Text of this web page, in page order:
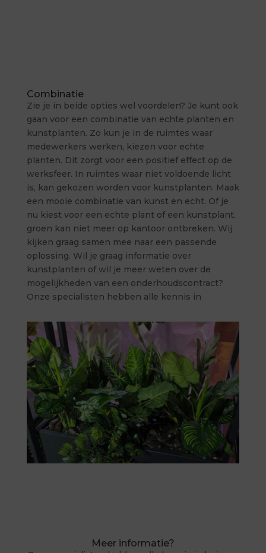
Combinatie
Zie je in beide opties wel voordelen? Je kunt ook
gaan voor een combinatie van echte planten en
kunstplanten. Zo kun je in de ruimtes waar
medewerkers werken, kiezen voor echte
planten. Dit zorgt voor een positief effect op de
werksfeer. In ruimtes waar niet voldoende licht
is, kan gekozen worden voor kunstplanten. Maak
een mooie combinatie van kunst en echt. Of je
nu kiest voor een echte plant of een kunstplant,
groen kan niet meer op kantoor ontbreken. Wij
kijken graag samen mee naar een passende
oplossing. Wil je graag informatie over
kunstplanten of wil je meer weten over de
mogelijkheden van een onderhoudscontract?
Onze specialisten hebben alle kennis in
Meer informatie?